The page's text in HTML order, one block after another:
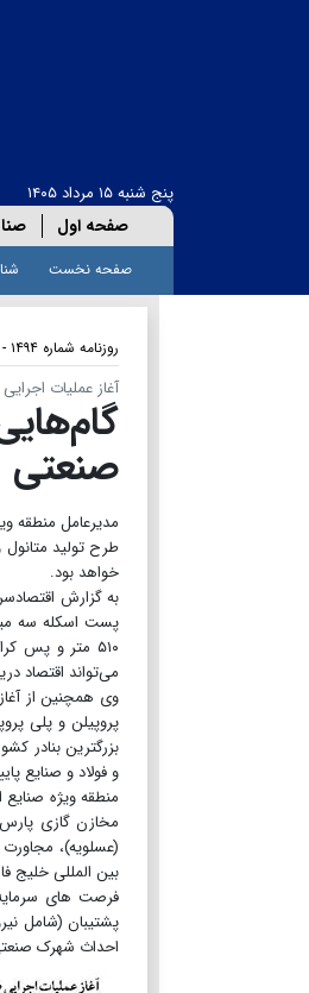
پنج شنبه ۱۵ مرداد ۱۴۰۵
صفحه اول
صفحه نخست
روزنامه شماره ۱۴۹۴ - تاریخ : ۱۴۰۱/۸/۱۶
آغاز عملیات اجرایی
صنعتی
مدیرعامل منطقه
خواهد بود.
پست اسکله سه
می‌تواند اقتصاد
بزرگترین بنادر
و فولاد و صنایع
مخازن گازی
بین المللی خلیج
فرصت های سرمایه
پشتیبان (شامل
احداث شهرک